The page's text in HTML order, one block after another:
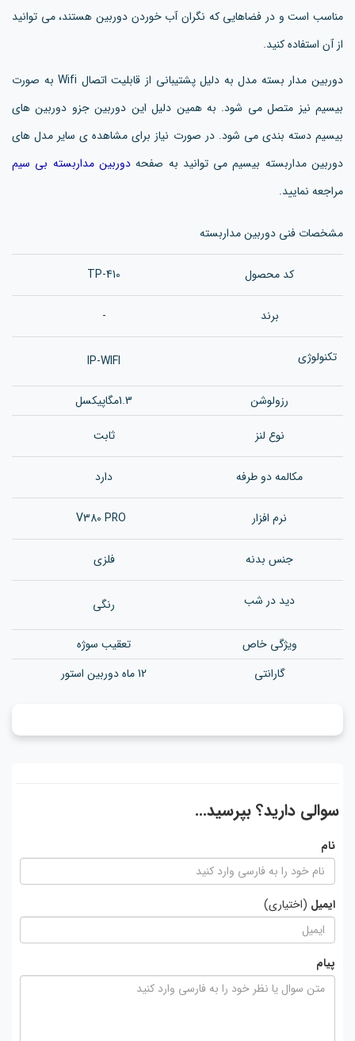
مناسب است و در فضاهایی که نگران آب خوردن دوربین هستند، می توانید
از آن استفاده کنید.
دوربین مدار بسته مدل به دلیل پشتیبانی از قابلیت اتصال Wifi به صورت
بیسیم نیز متصل می شود. به همین دلیل این دوربین جزو دوربین های
بیسیم دسته بندی می شود. در صورت نیاز برای مشاهده ی سایر مدل های
دوربین مداربسته بیسیم می توانید به صفحهدوربین مداربسته بی سیم
مراجعه نمایید.
مشخصات فنی دوربین مداربسته
کد محصول TP-410
برند -
تکنولوژی IP-WIFI
رزولوشن
1.3مگاپیکسل
نوع لنز
ثابت
مکالمه دو طرفه دارد
نرم افزار
جنس بدنه فلزی
دید در شب رنگی
ویژگی خاص
تعقیب سوژه
گارانتی
12 ماه دوربین استور
سوالی دارید؟ بپرسید...
نام
ایمیل (اختیاری)
پیام